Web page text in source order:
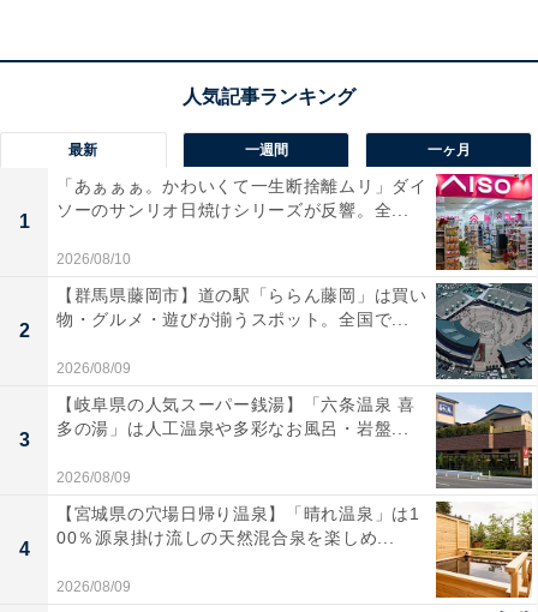
【あわせて買いたい】ハイコーキの人気商品5選
ハイコーキ「CV36DMA」
HiKOKI(ハイコーキ) 36V 充電式 マルチツール CV36DMA
ワンアクションブレード交換 スターロック 軽量2.2kg 細
径 蓄電池・充電器・ケース別売 CV36DMA(NN)
Amazonで見る
最新 一週間 一ヶ月
1
「あぁぁぁ。かわいくて一生断捨離ムリ」ダイ
ソーのサンリオ日焼けシリーズが反響。全...
2026/08/10
2
【群馬県藤岡市】道の駅「ららん藤岡」は買い
物・グルメ・遊びが揃うスポット。全国で...
2026/08/09
3
【岐阜県の人気スーパー銭湯】「六条温泉 喜
多の湯」は人工温泉や多彩なお風呂・岩盤...
2026/08/09
4
【宮城県の穴場日帰り温泉】「晴れ温泉」は1
00％源泉掛け流しの天然混合泉を楽しめ...
2026/08/09